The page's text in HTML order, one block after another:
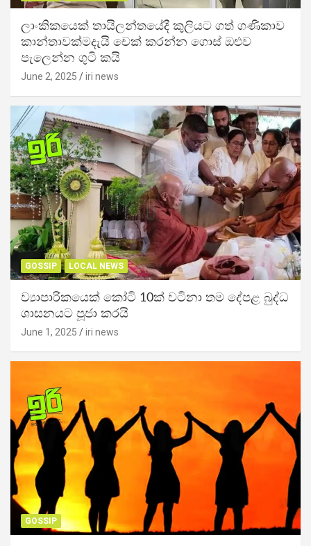
ලාංකිකයෙක් තායිලන්තයේදී කුලියට ගත් ගණිකාව
කාන්තාවක්මදැයි චෙක් කරන්න ගොස් ඔළුව
පැලෙන්න ගුටි කයි
June 2, 2025 iri news
GOSSIP LOCAL NEWS
ව්‍යාපාරිකයෙක් කෝටි 10ක් වටිනා තම දේපළ බුද්ධ
ශාසනයට පූජා කරයි
June 1, 2025 iri news
GOSSIP